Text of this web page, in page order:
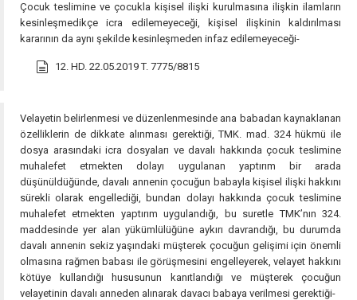
Çocuk teslimine ve çocukla kişisel ilişki kurulmasına ilişkin ilamların
kesinleşmedikçe icra edilemeyeceği, kişisel ilişkinin kaldırılması
kararının da aynı şekilde kesinleşmeden infaz edilemeyeceği-
12. HD. 22.05.2019 T. 7775/8815
Velayetin belirlenmesi ve düzenlenmesinde ana babadan kaynaklanan
özelliklerin de dikkate alınması gerektiği, TMK. mad. 324 hükmü ile
dosya arasındaki icra dosyaları ve davalı hakkında çocuk teslimine
muhalefet etmekten dolayı uygulanan yaptırım bir arada
düşünüldüğünde, davalı annenin çocuğun babayla kişisel ilişki hakkını
sürekli olarak engellediği, bundan dolayı hakkında çocuk teslimine
muhalefet etmekten yaptırım uygulandığı, bu suretle TMK’nın 324.
maddesinde yer alan yükümlülüğüne aykırı davrandığı, bu durumda
davalı annenin sekiz yaşındaki müşterek çocuğun gelişimi için önemli
olmasına rağmen babası ile görüşmesini engelleyerek, velayet hakkını
kötüye kullandığı hususunun kanıtlandığı ve müşterek çocuğun
velayetinin davalı anneden alınarak davacı babaya verilmesi gerektiği-